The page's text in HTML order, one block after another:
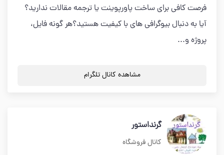
فرصت کافی برای ساخت پاورپوینت یا ترجمه مقالات ندارید؟
آیا به دنبال بیوگرافی های با کیفیت هستید؟هر گونه فایل،
پروژه و...
مشاهده کانال تلگرام
گرنداستور
کانال فروشگاه